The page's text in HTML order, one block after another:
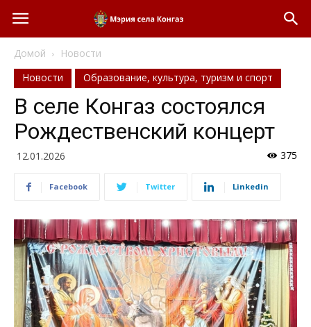
Домой
Новости
Новости
Образование, культура, туризм и спорт
В селе Конгаз состоялся
Рождественский концерт
12.01.2026 375
Facebook Twitter Linkedin